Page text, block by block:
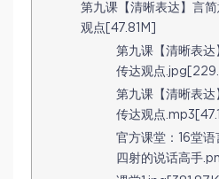
第九课【清晰表达】言
观点[47.81M]
第九课【清晰表
传达观点
第九课【清晰表
传达观点
官方课堂：16堂
四射的说话高手